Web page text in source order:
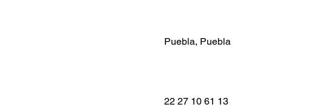
Puebla, Puebla
22 27 10 61 13